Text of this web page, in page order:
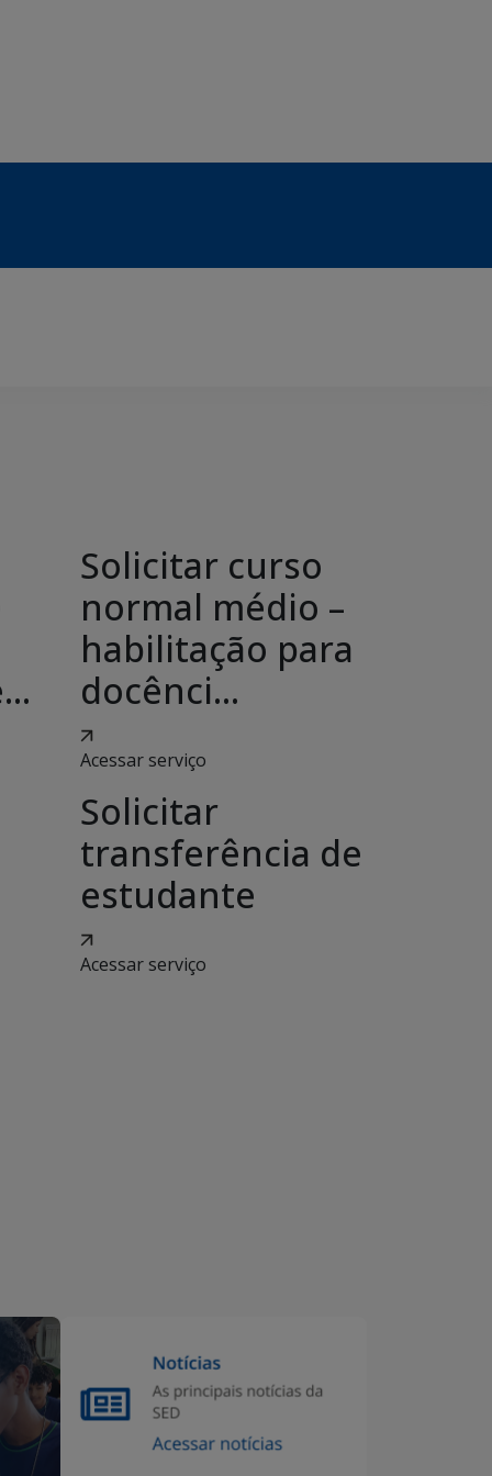
Solicitar curso
normal médio –
habilitação para
docênci...
Acessar serviço
Solicitar
transferência de
estudante
Acessar serviço